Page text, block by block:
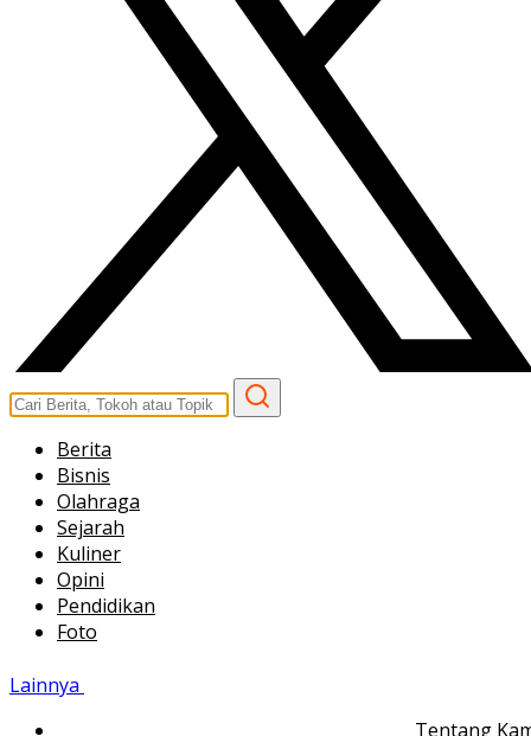
Berita
Bisnis
Olahraga
Sejarah
Kuliner
Opini
Pendidikan
Foto
Lainnya
Tentang